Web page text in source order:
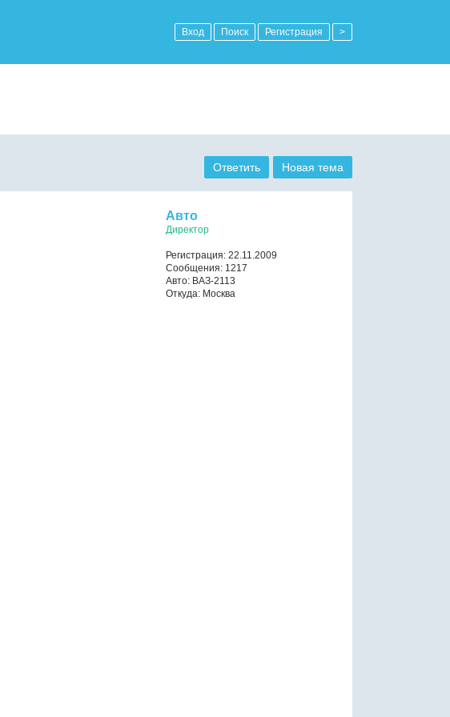
Вход Поиск Регистрация >
Новая тема
Ответить
Авто
Директор
Регистрация: 22.11.2009
Сообщения: 1217
Авто: ВАЗ-2113
Откуда: Москва